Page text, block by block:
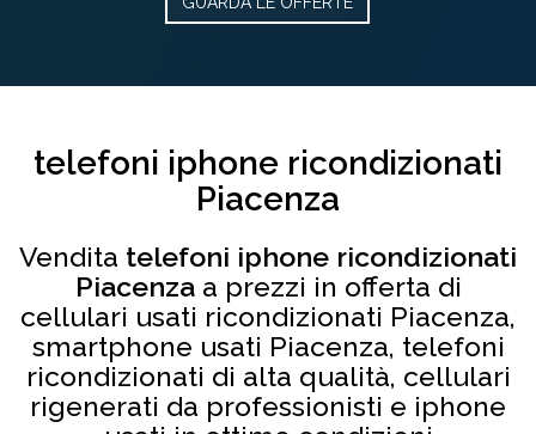
telefoni iphone ricondizionati
Piacenza
Vendita telefoni iphone ricondizionati
Piacenzaa prezzi in offerta di
cellulari usati ricondizionati Piacenza,
smartphone usati Piacenza, telefoni
ricondizionati di alta qualità, cellulari
rigenerati da professionisti e iphone